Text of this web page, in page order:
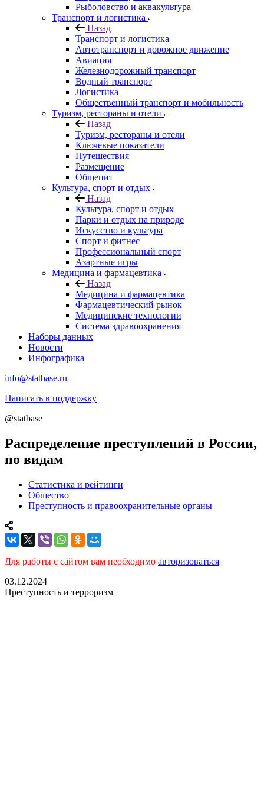
Рыболовство и аквакультура
Транспорт и логистика
Назад
Транспорт и логистика
Автотранспорт и дорожное движение
Авиация
Железнодорожный транспорт
Водный транспорт
Логистика
Общественный транспорт и мобильность
Туризм, рестораны и отели
Назад
Туризм, рестораны и отели
Ключевые показатели
Путешествия
Размещение
Общепит
Культура, спорт и отдых
Назад
Культура, спорт и отдых
Парки и отдых на природе
Искусство и культура
Спорт и фитнес
Профессиональный спорт
Азартные игры
Медицина и фармацевтика
Назад
Медицина и фармацевтика
Фармацевтический рынок
Медицинские технологии
Система здравоохранения
Наборы данных
Новости
Инфографика
info@statbase.ru
Написать в поддержку
@statbase
Распределение преступлений в России,
по видам
Статистика и рейтинги
Общество
Преступность и правоохранительные органы
Для работы с сайтом вам необходимо авторизоваться
03.12.2024
Преступность и терроризм